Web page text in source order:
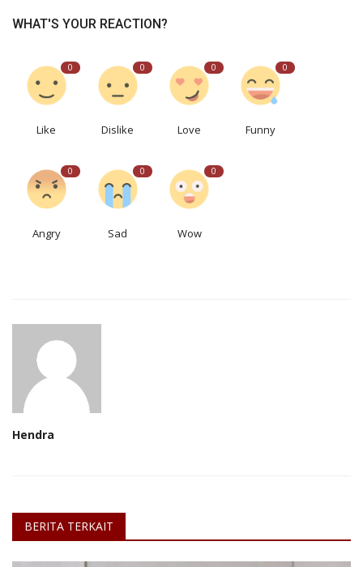
WHAT'S YOUR REACTION?
0
Like
0
Dislike
0
Love
0
Funny
0
Angry
0
Sad
0
Wow
Hendra
BERITA TERKAIT